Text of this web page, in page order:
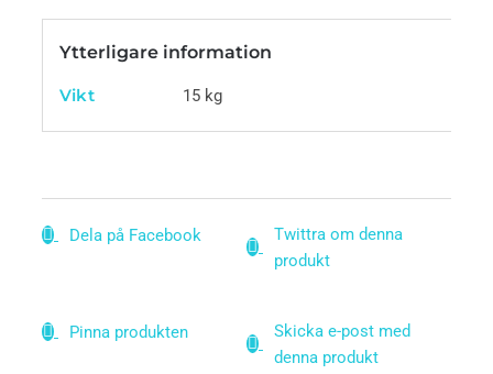
Ytterligare information
Vikt 15 kg
Dela på Facebook
Twittra om denna
produkt
Pinna produkten
Skicka e-post med
denna produkt